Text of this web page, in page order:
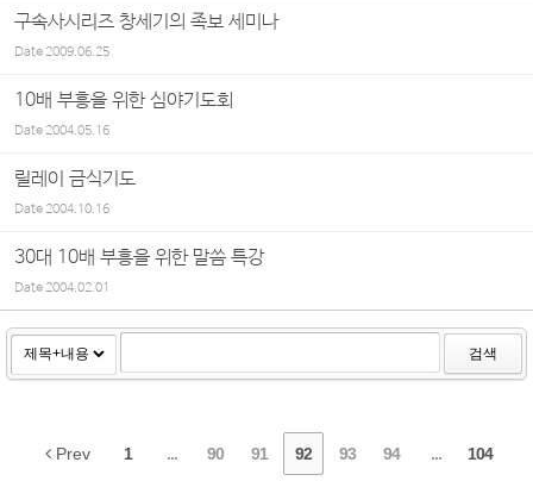
구속사시리즈 창세기의 족보 세미나
Date2009.06.25
10배 부흥을 위한 심야기도회
Date2004.05.16
릴레이 금식기도
Date2004.10.16
30대 10배 부흥을 위한 말씀 특강
Date2004.02.01
검색
Prev 1 ... 90 91 92 93 94 ... 104